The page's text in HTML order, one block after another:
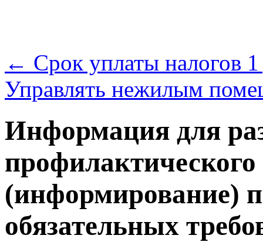
← Срок уплаты налогов 1
Управлять нежилым
Информация для
(информирование)
обязательных